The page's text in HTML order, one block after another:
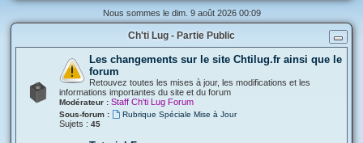
Nous sommes le dim. 9 août 2026 00:09
Ch'ti Lug - Partie Public
Les changements sur le site Chtilug.fr ainsi que le
forum
Retouvez toutes les mises à jour, les modifications et les
informations importantes du site et du forum
Modérateur : Staff Ch'ti Lug Forum
Sous-forum : Rubrique Spéciale Mise à Jour
Sujets : 45